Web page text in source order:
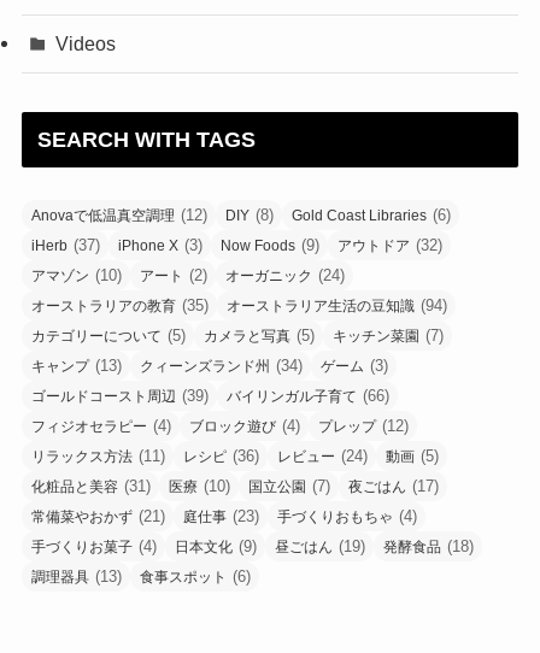
Videos
SEARCH WITH TAGS
Anovaで低温真空調理 (12) DIY (8) Gold Coast Libraries (6)
iHerb (37) iPhone X (3) Now Foods (9) アウトドア (32)
アマゾン (10) アート (2) オーガニック (24)
オーストラリアの教育 (35) オーストラリア生活の豆知識 (94)
カテゴリーについて (5) カメラと写真 (5) キッチン菜園 (7)
キャンプ(13) クィーンズランド州 (34) ゲーム (3)
ゴールドコースト周辺 (39) バイリンガル子育て (66)
フィジオセラピー (4) ブロック遊び (4) プレップ(12)
リラックス方法 (11) レシピ (36) レビュー (24) 動画 (5)
化粧品と美容 (31) 医療 (10) 国立公園 (7) 夜ごはん (17)
常備菜やおかず (21) 庭仕事 (23) 手づくりおもちゃ (4)
手づくりお菓子 (4) 日本文化 (9) 昼ごはん (19) 発酵食品 (18)
調理器具 (13) 食事スポット (6)